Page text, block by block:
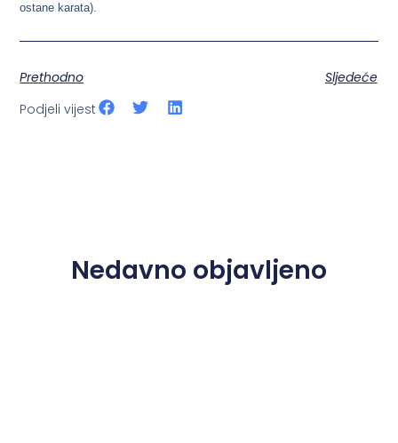
ostane karata).
Prethodno
Sljedeće
Podjeli vijest
Nedavno objavljeno